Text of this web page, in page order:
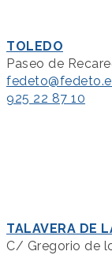
TOLEDO
Paseo de
925 22 87 10
TALAVERA DE
C/ Gregorio de